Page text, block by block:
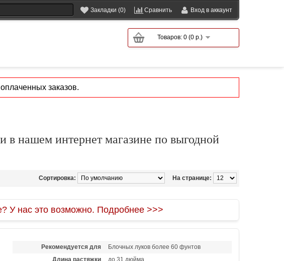
Закладки (0) Сравнить Вход в аккаунт
Товаров: 0 (0 р.)
заказов.
в нашем интернет магазине по выгодной
На странице:
Сортировка:
У нас это возможно. Подробнее >>>
Рекомендуется для
Блочных луков более 60 фунтов
Длина растяжки
до 31 дюйма